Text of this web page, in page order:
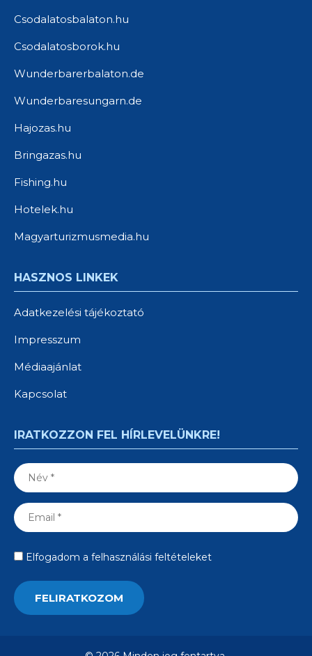
Csodalatosbalaton.hu
Csodalatosborok.hu
Wunderbarerbalaton.de
Wunderbaresungarn.de
Hajozas.hu
Bringazas.hu
Fishing.hu
Hotelek.hu
Magyarturizmusmedia.hu
HASZNOS LINKEK
Adatkezelési tájékoztató
Impresszum
Médiaajánlat
Kapcsolat
IRATKOZZON FEL HÍRLEVELÜNKRE!
Elfogadom a felhasználási feltételeket